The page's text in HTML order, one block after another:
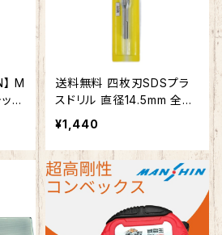
プ
ィ
送料無料 四枚刃SDSプラ
スドリル 直径14.5mm 全長1
60mm MSDS-145160 鉄
筋コンクリート・レンガ・モル
タル・ブロック 穴あけ ビッ
ト 高速穿孔×長寿命 アンカ
ー 下穴 刃先研磨
¥1,440